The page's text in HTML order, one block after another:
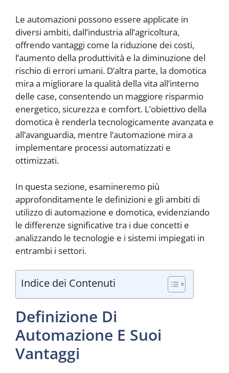
Le automazioni possono essere applicate in
diversi ambiti, dall’industria all’agricoltura,
offrendo vantaggi come la riduzione dei costi,
l’aumento della produttività e la diminuzione del
rischio di errori umani. D’altra parte, la domotica
mira a migliorare la qualità della vita all’interno
delle case, consentendo un maggiore risparmio
energetico, sicurezza e comfort. L’obiettivo della
domotica è renderla tecnologicamente avanzata e
all’avanguardia, mentre l’automazione mira a
implementare processi automatizzati e
ottimizzati.
In questa sezione, esamineremo più
approfonditamente le definizioni e gli ambiti di
utilizzo di automazione e domotica, evidenziando
le differenze significative tra i due concetti e
analizzando le tecnologie e i sistemi impiegati in
entrambi i settori.
Indice dei Contenuti
Definizione Di
Automazione E Suoi
Vantaggi